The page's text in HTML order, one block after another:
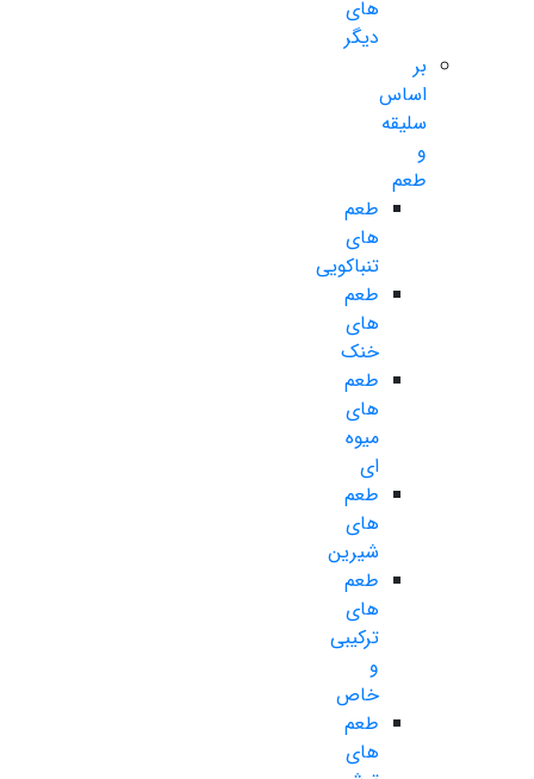
های
دیگر
بر
اساس
سلیقه
و
طعم
طعم
های
تنباکویی
طعم
های
خنک
طعم
های
میوه
ای
طعم
های
شیرین
طعم
های
ترکیبی
و
خاص
طعم
های